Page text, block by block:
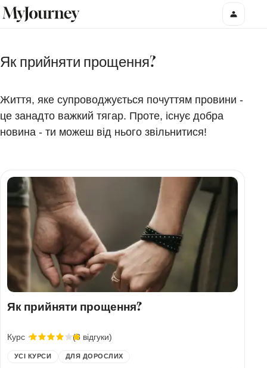
Як прийняти прощення?
Життя, яке супроводжується почуттям провини -
це занадто важкий тягар. Проте, існує добра
новина - ти можеш від нього звільнитися!
Як прийняти прощення?
Курс (8 відгуки)
УСІ КУРСИ ДЛЯ ДОРОСЛИХ